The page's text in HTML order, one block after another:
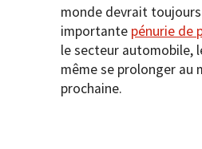
monde devrait
importante pénurie de
le secteur automobile,
même se prolonger au
prochaine.